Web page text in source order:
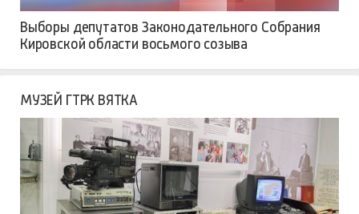
Выборы депутатов Законодательного Собрания
Кировской области восьмого созыва
МУЗЕЙ ГТРК ВЯТКА